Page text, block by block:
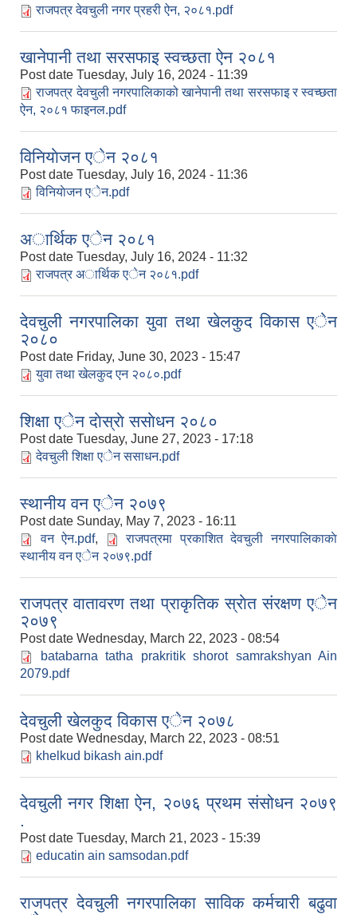
राजपत्र देवचुली नगर प्रहरी ऐन, २०८१.pdf
खानेपानी तथा सरसफाइ स्वच्छता ऐन २०८१
Post date Tuesday, July 16, 2024 - 11:39
राजपत्र देवचुली नगरपालिकाको खानेपानी तथा सरसफाइ र स्वच्छता
ऐन, २०८१ फाइनल.pdf
विनियाेजन एेन २०८१
Post date Tuesday, July 16, 2024 - 11:36
विनियाेजन एेन.pdf
अार्थिक एेन २०८१
Post date Tuesday, July 16, 2024 - 11:32
राजपत्र अार्थिक एेन २०८१.pdf
देवचुली नगरपालिका युवा तथा खेलकुद विकास एेन
२०८०
Post date Friday, June 30, 2023 - 15:47
युवा तथा खेलकुद एन २०८०.pdf
शिक्षा एेन दाेस्राे स‌साेधन २०८०
Post date Tuesday, June 27, 2023 - 17:18
देवचुली शिक्षा एेन स‌साधन.pdf
स्थानीय वन एेन २०७९
Post date Sunday, May 7, 2023 - 16:11
वन ऐन.pdf,
राजपत्रमा प्रकाशित देवचुली नगरपालिकाकाे
स्थानीय वन एेन २०७९.pdf
राजपत्र वातावरण तथा प्राकृतिक स्राेत संरक्षण एेन
२०७९
Post date Wednesday, March 22, 2023 - 08:54
batabarna tatha prakritik shorot samrakshyan Ain
2079.pdf
देवचुली खेलकुद विकास एेन २०७८
Post date Wednesday, March 22, 2023 - 08:51
khelkud bikash ain.pdf
देवचुली नगर शिक्षा ऐन, २०७६ प्रथम संसोधन २०७९
.
Post date Tuesday, March 21, 2023 - 15:39
educatin ain samsodan.pdf
राजपत्र देवचुली नगरपालिका साविक कर्मचारी बढुवा